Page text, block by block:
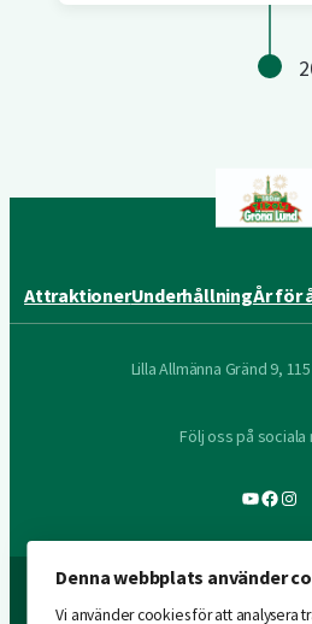
AttraktionerUnderhållningÅr för
Lilla Allmänna Gränd 9,
Följ oss på
YouTube
Denna webbplats använder
Vi använder cookies för att analysera